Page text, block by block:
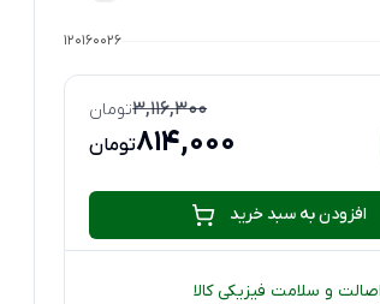
120160026
3,116,300تومان
814,000تومان
افزودن به سبد خرید
اصالت و سلامت فیزیکی کالا